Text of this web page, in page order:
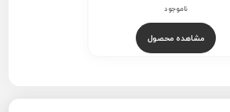
ناموجود
مشاهده محصول